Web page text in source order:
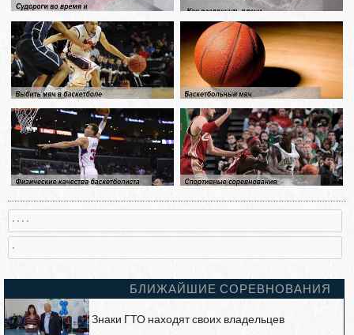
БЛИЖАЙШИЕ СОРЕВНОВАНИЯ
Знаки ГТО находят своих владельцев